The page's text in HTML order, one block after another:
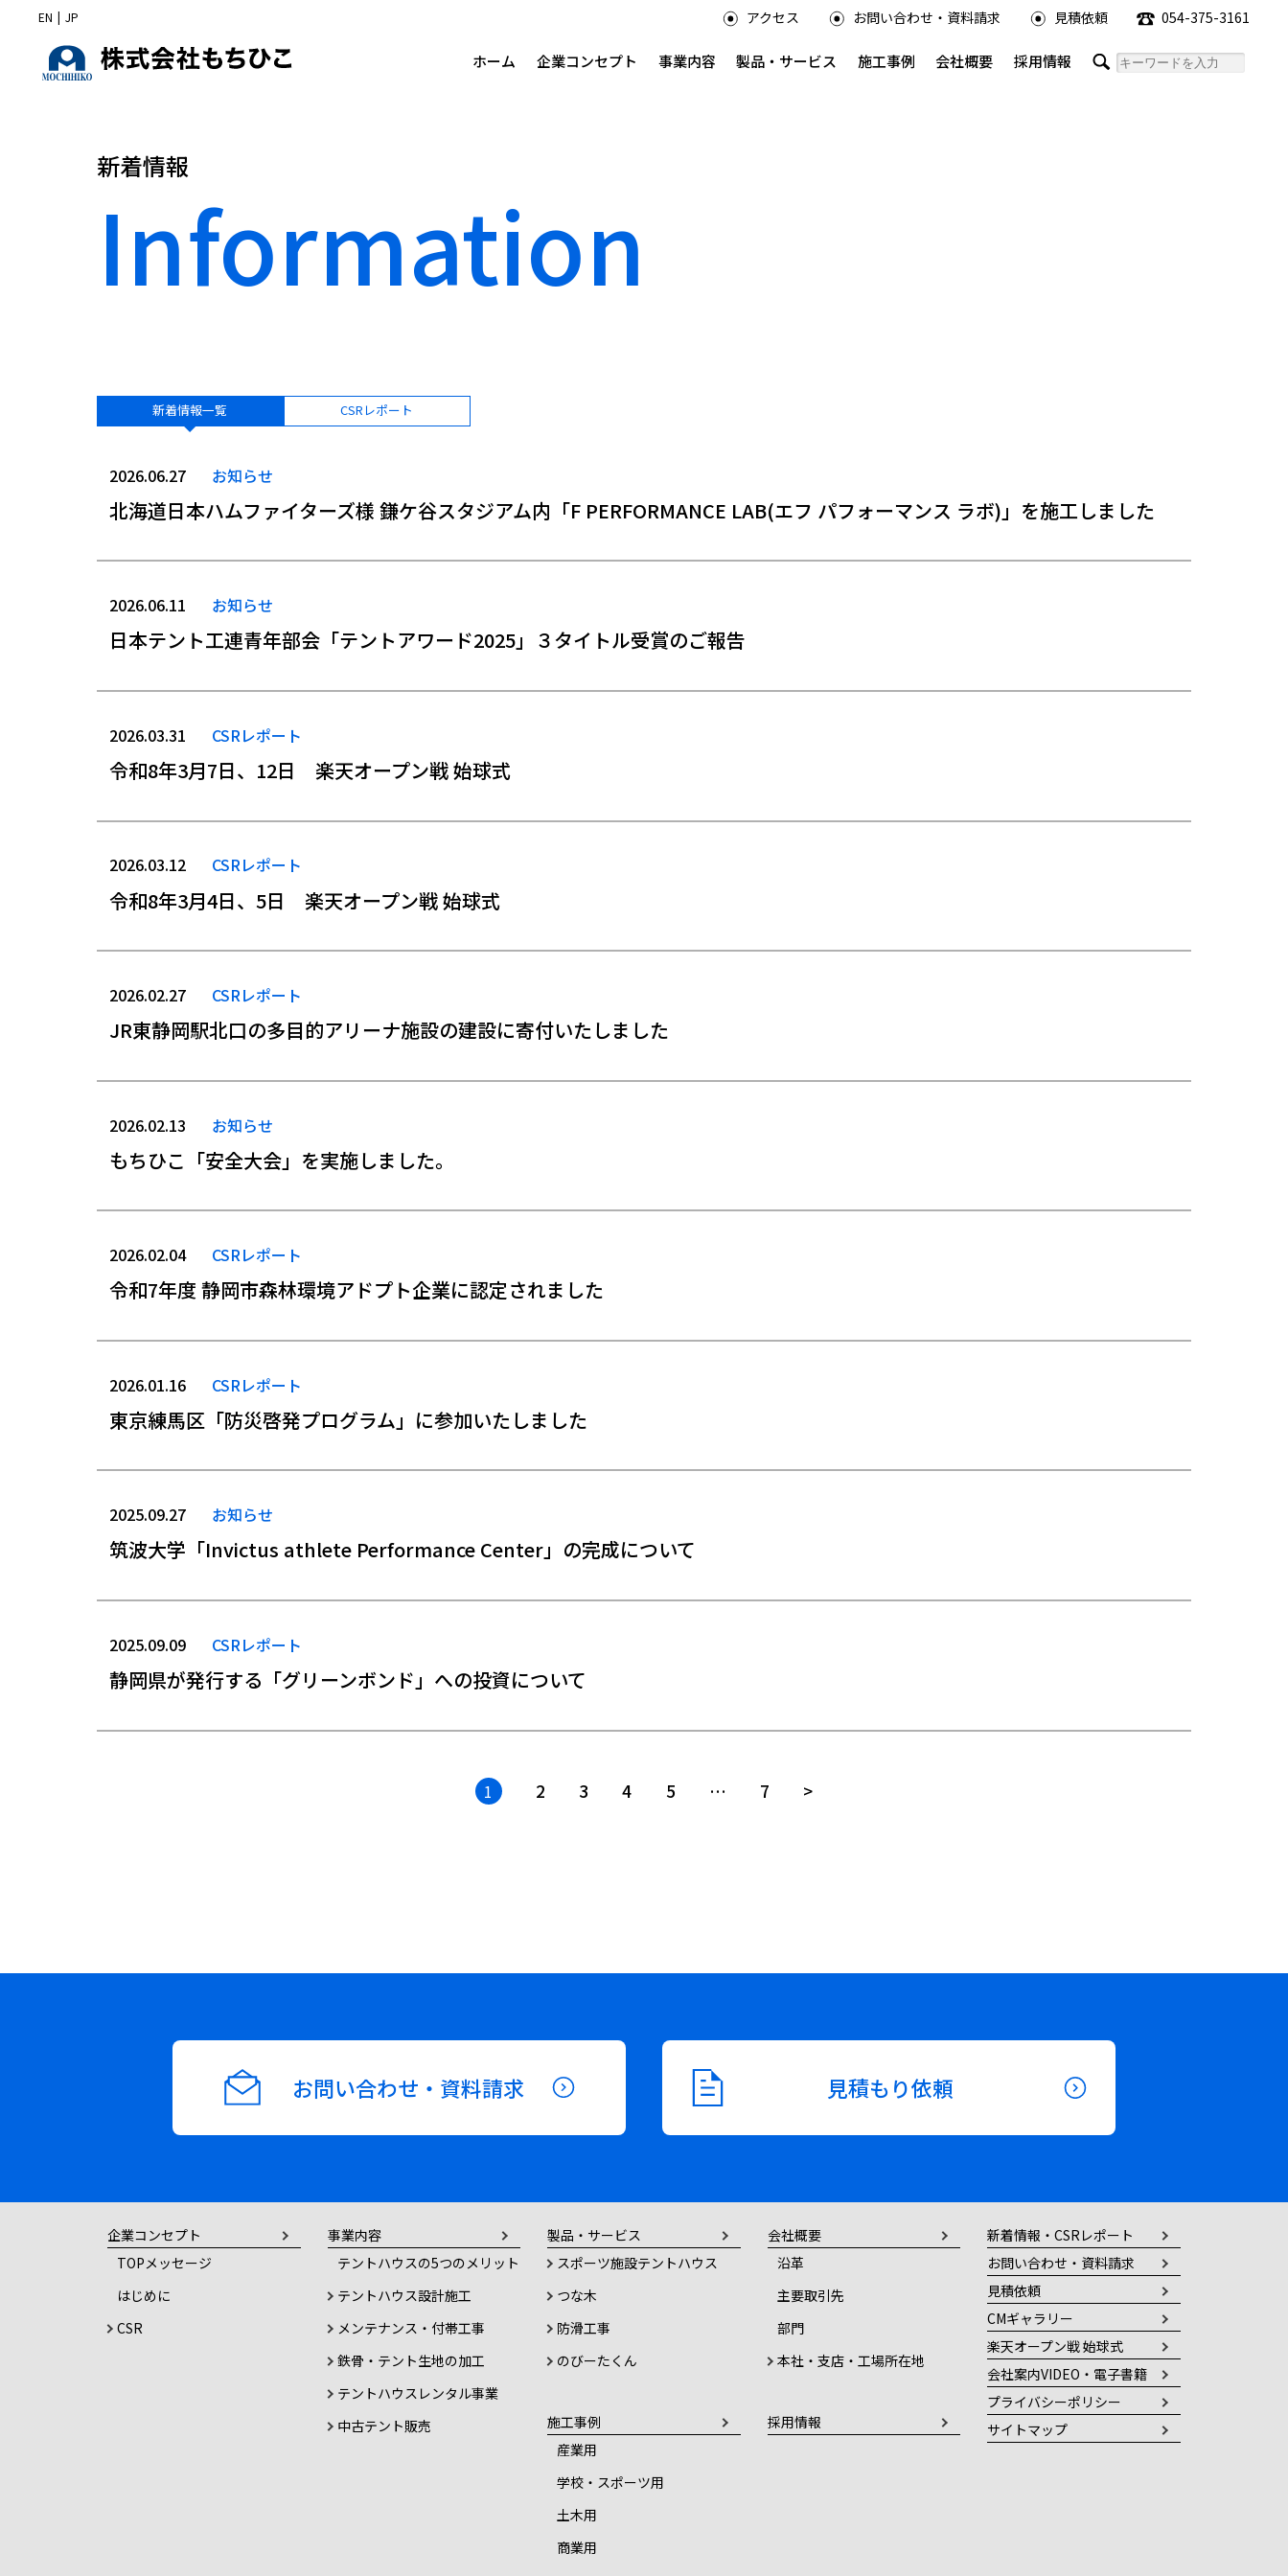
EN | JP アクセス お問い合わせ・資料請求 見積依頼 054-375-3161
ホーム 企業コンセプト 事業内容 製品・サービス 施工事例 会社概要 採用情報
新着情報
Information
新着情報一覧 CSRレポート
2026.06.27 お知らせ
北海道日本ハムファイターズ様 鎌ケ谷スタジアム内「F PERFORMANCE LAB(エフ パフォーマンス ラボ)」を施工しました
2026.06.11 お知らせ
日本テント工連青年部会「テントアワード2025」３タイトル受賞のご報告
2026.03.31 CSRレポート
令和8年3月7日、12日 楽天オープン戦 始球式
2026.03.12 CSRレポート
令和8年3月4日、5日 楽天オープン戦 始球式
2026.02.27 CSRレポート
JR東静岡駅北口の多目的アリーナ施設の建設に寄付いたしました
2026.02.13 お知らせ
もちひこ「安全大会」を実施しました。
2026.02.04 CSRレポート
令和7年度 静岡市森林環境アドプト企業に認定されました
2026.01.16 CSRレポート
東京練馬区「防災啓発プログラム」に参加いたしました
2025.09.27 お知らせ
筑波大学「Invictus athlete Performance Center」の完成について
2025.09.09 CSRレポート
静岡県が発行する「グリーンボンド」への投資について
ナ
ビ
ゲ
ー
1 2 3 4 5 … 7 >
お問い合わせ・資料請求 見積もり依頼
企業コンセプト
TOPメッセージ
はじめに
CSR
事業内容
テントハウスの5つのメリット
テントハウス設計施工
メンテナンス・付帯工事
鉄骨・テント生地の加工
テントハウスレンタル事業
中古テント販売
製品・サービス
スポーツ施設テントハウス
つな木
防滑工事
のびーたくん
施工事例
産業用
学校・スポーツ用
土木用
商業用
会社概要
沿革
主要取引先
部門
本社・支店・工場所在地
採用情報
新着情報・CSRレポート
お問い合わせ・資料請求
見積依頼
CMギャラリー
楽天オープン戦 始球式
会社案内VIDEO・電子書籍
プライバシーポリシー
サイトマップ